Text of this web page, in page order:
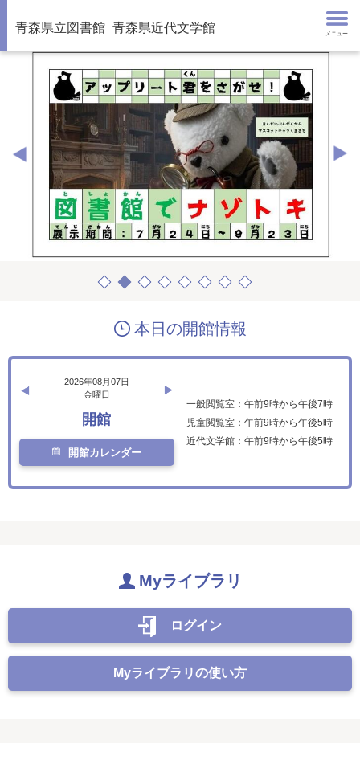
青森県立図書館 青森県近代文学館 メニュー
本日の開館情報
2026年08月07日
金曜日
開館
開館カレンダー
一般閲覧室：午前9時から午後7時
児童閲覧室：午前9時から午後5時
近代文学館：午前9時から午後5時
Myライブラリ
ログイン
Myライブラリの使い方